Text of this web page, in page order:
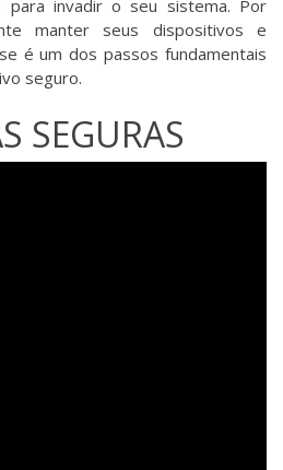
para invadir o seu sistema. Por
manter seus dispositivos e
é um dos passos fundamentais
seguro.
SEGURAS